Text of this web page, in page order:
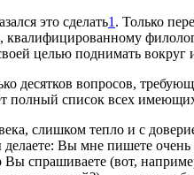
это сделать1 . Только
квалифицированному
целью поднимать
десятков вопросов,
список всех
слишком тепло и с
Вы мне пишете
спрашиваете (вот,